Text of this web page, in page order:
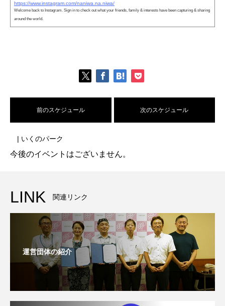
https://www.instagram.com/naniwa.na.niwa/
Welcome back to Instagram. Sign in to check out what your friends, family & interests have been capturing & sharing
around the world.
前のスケジュール 次のスケジュール
| いくのパーク
今後のイベントはございません。
LINK 関連リンク
運営団体の紹介